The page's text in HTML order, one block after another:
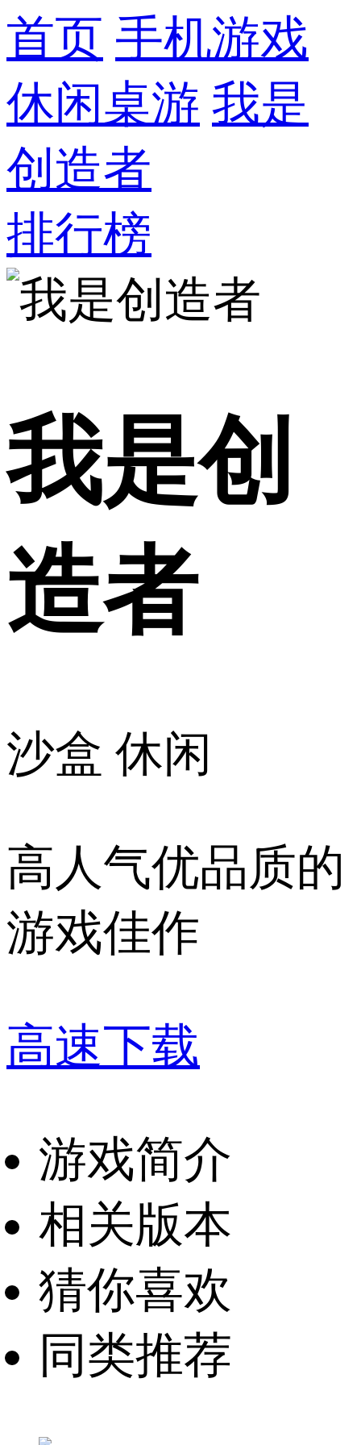
首页 手机游戏
休闲桌游 我是
创造者
排行榜
我是创
造者
沙盒 休闲
高人气优品质的
游戏佳作
高速下载
游戏简介
相关版本
猜你喜欢
同类推荐